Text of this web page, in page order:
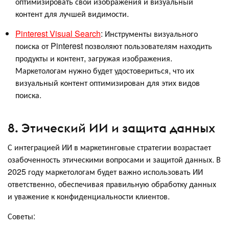
контент для лучшей видимости.
Pinterest Visual Search: Инструменты визуального
поиска от Pinterest позволяют пользователям находить
продукты и контент, загружая изображения.
Маркетологам нужно будет удостовериться, что их
визуальный контент оптимизирован для этих видов
поиска.
8. Этический ИИ и защита данных
С интеграцией ИИ в маркетинговые стратегии возрастает
озабоченность этическими вопросами и защитой данных. В
2025 году маркетологам будет важно использовать ИИ
ответственно, обеспечивая правильную обработку данных
и уважение к конфиденциальности клиентов.
Советы: